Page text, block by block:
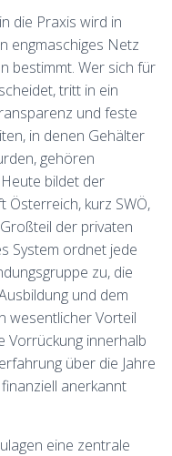
die Praxis wird in
engmaschiges Netz
bestimmt. Wer sich für
tritt in ein
und feste
in denen Gehälter
gehören
bildet der
Österreich, kurz SWÖ,
der privaten
System ordnet jede
zu, die
und dem
wesentlicher Vorteil
Vorrückung innerhalb
über die Jahre
anerkannt
eine zentrale